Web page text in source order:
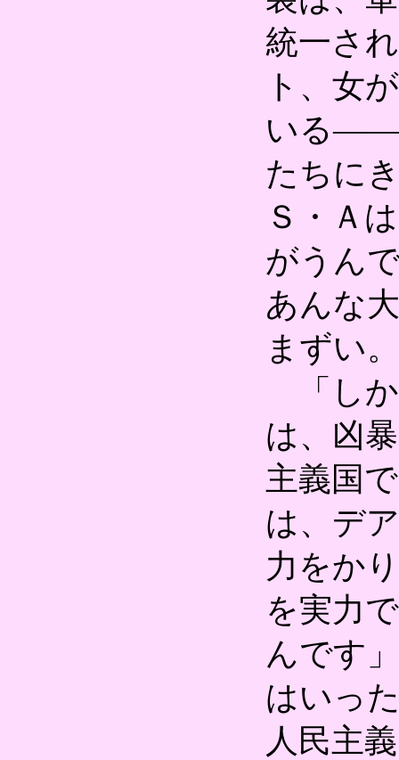
統一さ
ト、女
いる――
たちに
Ｓ・Ａ
がうん
あんな
まずい
「しか
は、凶
主義国
は、デ
力をか
を実力
んです
はいっ
人民主